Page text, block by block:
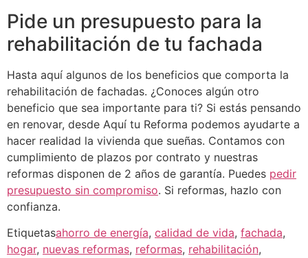
Pide un presupuesto para la
rehabilitación de tu fachada
Hasta aquí algunos de los beneficios que comporta la
rehabilitación de fachadas. ¿Conoces algún otro
beneficio que sea importante para ti? Si estás pensando
en renovar, desde Aquí tu Reforma podemos ayudarte a
hacer realidad la vivienda que sueñas. Contamos con
cumplimiento de plazos por contrato y nuestras
reformas disponen de 2 años de garantía. Puedes pedir
presupuesto sin compromiso. Si reformas, hazlo con
confianza.
Etiquetasahorro de energía, calidad de vida, fachada,
hogar, nuevas reformas, reformas, rehabilitación,